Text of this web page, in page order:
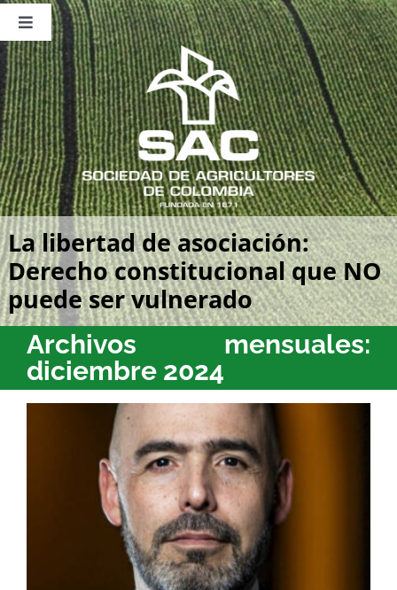
Saltar
contenido
Toggle
Navigation
Nosotros
Publicaciones
Sala de Prensa
Eventos
La libertad de asociación:
Derecho constitucional que NO
puede ser vulnerado
Archivos mensuales:
diciembre 2024